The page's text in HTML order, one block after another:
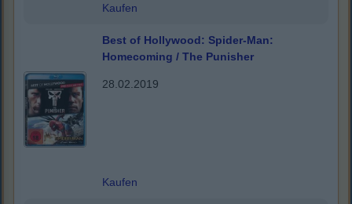
Kaufen
Best of Hollywood: Spider-Man:
Homecoming / The Punisher
28.02.2019
Kaufen